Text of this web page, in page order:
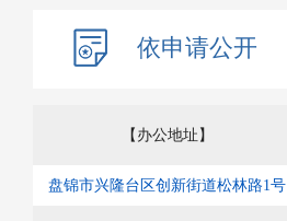
依申请公开
【办公地址】
盘锦市兴隆台区创新街道松林路1号